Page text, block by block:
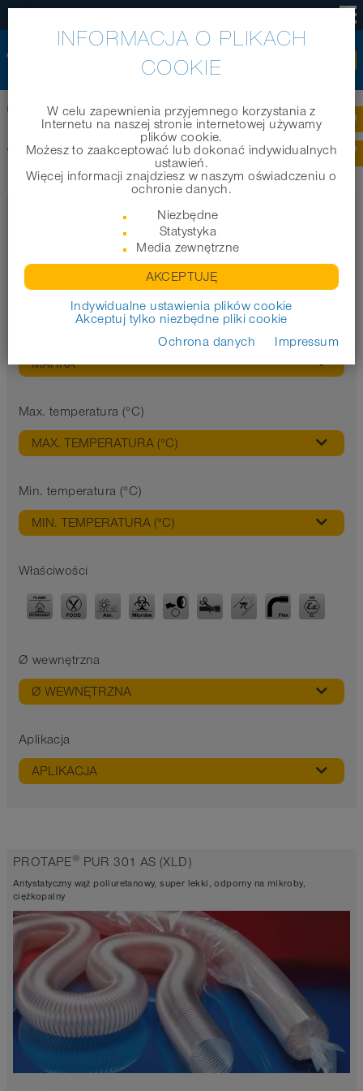
Home Produkty | Węże techniczne
WĘŻE TECHNICZNE
MARKA
Max. temperatura (°C)
MAX. TEMPERATURA (°C)
Min. temperatura (°C)
MIN. TEMPERATURA (°C)
Właściwości
Ø wewnętrzna
Ø WEWNĘTRZNA
Aplikacja
APLIKACJA
PROTAPE® PUR 301 AS (XLD)
Antystatyczny wąż poliuretanowy, super lekki, odporny na mikroby,
ciężkopalny
INFORMACJA O PLIKACH
COOKIE
W celu zapewnienia przyjemnego korzystania z
Internetu na naszej stronie internetowej używamy
plików cookie.
Możesz to zaakceptować lub dokonać indywidualnych
ustawień.
Więcej informacji znajdziesz w naszym oświadczeniu o
ochronie danych.
Niezbędne
Statystyka
Media zewnętrzne
AKCEPTUJĘ
Indywidualne ustawienia plików cookie
Akceptuj tylko niezbędne pliki cookie
Ochrona danych
Impressum